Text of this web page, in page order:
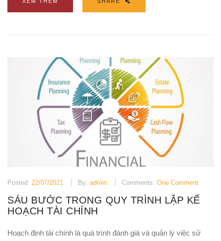
Posted: 22/07/2021 By: admin Comments: One Comment
SÁU BƯỚC TRONG QUY TRÌNH LẬP KẾ
HOẠCH TÀI CHÍNH
Hoạch định tài chính là quá trình đánh giá và quản lý việc sử